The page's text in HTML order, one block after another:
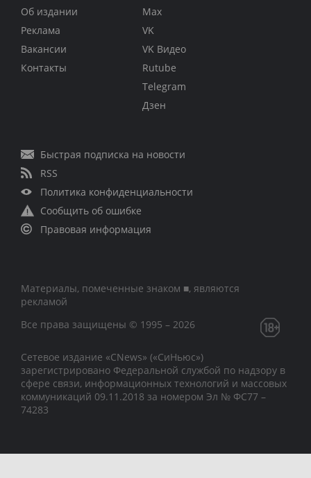
Об издании
Реклама
Вакансии
Контакты
Max
VK
VK Видео
Rutube
Telegram
Дзен
Быстрая подписка на новости
RSS
Политика конфиденциальности
Сообщить об ошибке
Правовая информация
Материалы, помеченные знаком ■, являются
рекламой
Все права защищены © 1995 – 2026
Сетевое издание «CNews» («СиНьюс»)
зарегистрировано Федеральной службой по надзору в
сфере связи, информационных технологий и массовых
коммуникаций 09.11.2018 за номером Эл № ФС77 –
74283